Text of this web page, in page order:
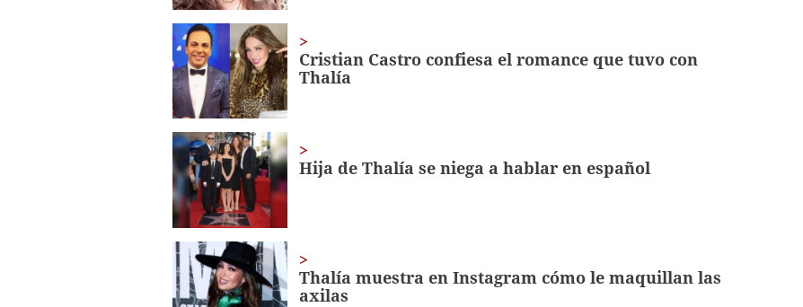
Cristian Castro confiesa el romance que tuvo con
Thalía
Hija de Thalía se niega a hablar en español
Thalía muestra en Instagram cómo le maquillan las
axilas